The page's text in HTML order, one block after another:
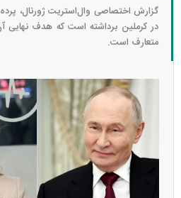
گزارش اختصاصی وال‌استریت ژورنال،
در کرملین برداشته است که هدف نهایی
متعارف است.